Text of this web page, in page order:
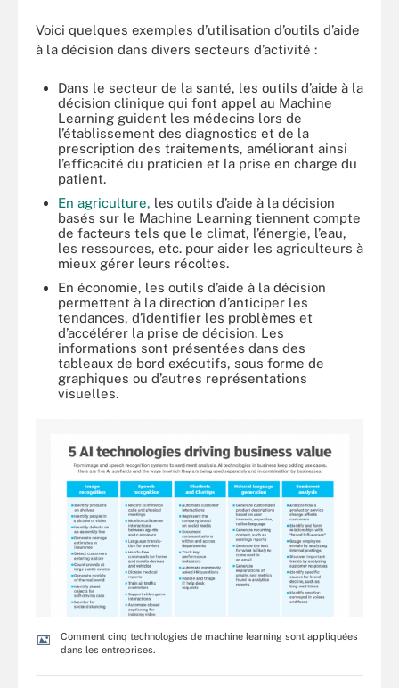
Voici quelques exemples d’utilisation d’outils d’aide
à la décision dans divers secteurs d’activité :
Dans le secteur de la santé, les outils d’aide à la
décision clinique qui font appel au Machine
Learning guident les médecins lors de
l’établissement des diagnostics et de la
prescription des traitements, améliorant ainsi
l’efficacité du praticien et la prise en charge du
patient.
En agriculture, les outils d’aide à la décision
basés sur le Machine Learning tiennent compte
de facteurs tels que le climat, l’énergie, l’eau,
les ressources, etc. pour aider les agriculteurs à
mieux gérer leurs récoltes.
En économie, les outils d’aide à la décision
permettent à la direction d’anticiper les
tendances, d’identifier les problèmes et
d’accélérer la prise de décision. Les
informations sont présentées dans des
tableaux de bord exécutifs, sous forme de
graphiques ou d’autres représentations
visuelles.
Comment cinq technologies de machine learning sont appliquées
dans les entreprises.